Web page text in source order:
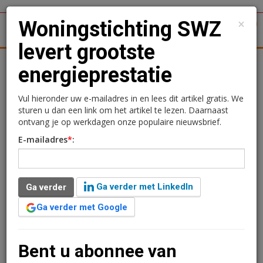
Woningmarkt Kantoren
Woningstichting SWZ
levert grootste
energieprestatie
27 november 2015 om 10:29 1 minuut leestijd
Woningstichting SWZ uit Zwolle heeft 25 november
voor de beste corporatie die de grootste
energieprestatie heeft geleverd.
×
Woningstichting SWZ
levert grootste
energieprestatie
Vul hieronder uw e-mailadres in en lees dit artikel gratis. We
sturen u dan een link om het artikel te lezen. Daarnaast
ontvang je op werkdagen onze populaire nieuwsbrief.
E-mailadres*:
Ga verder
Ga verder met LinkedIn
Ga verder met Google
Bent u abonnee van